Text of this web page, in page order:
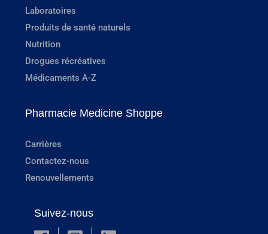
Laboratoires
Produits de santé naturels
Nutrition
Drogues récréatives
Médicaments A-Z
Pharmacie Medicine Shoppe
Carrières
Contactez-nous
Renouvellements
Suivez-nous